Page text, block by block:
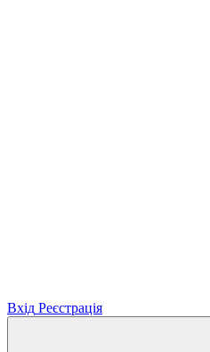
Вхід Реєстрація